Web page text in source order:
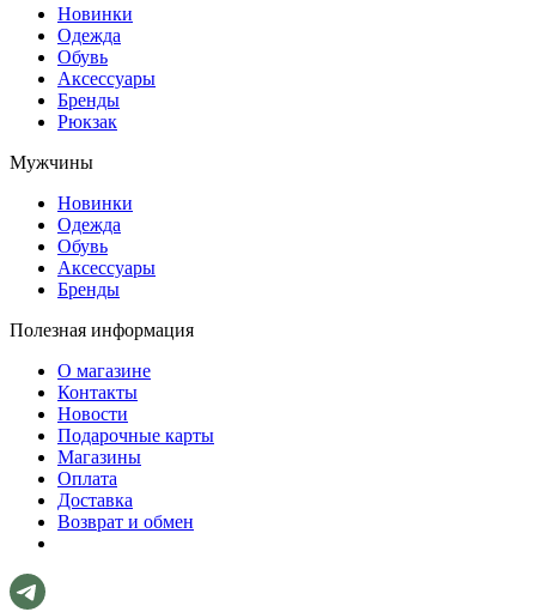
Новинки
Одежда
Обувь
Аксессуары
Бренды
Рюкзак
Мужчины
Новинки
Одежда
Обувь
Аксессуары
Бренды
Полезная информация
О магазине
Контакты
Новости
Подарочные карты
Магазины
Оплата
Доставка
Возврат и обмен